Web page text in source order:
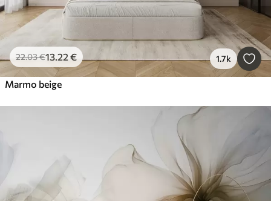
22.03€13.22€ 1.7k
Marmo beige